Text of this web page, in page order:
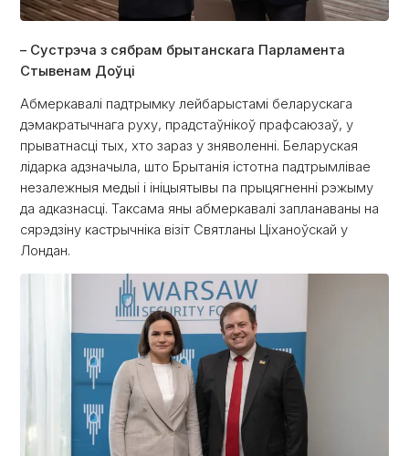
– Сустрэча з сябрам брытанскага Парламента
Стывенам Доўці
Абмеркавалі падтрымку лейбарыстамі беларускага
дэмакратычнага руху, прадстаўнікоў прафсаюзаў, у
прыватнасці тых, хто зараз у зняволенні. Беларуская
лідарка адзначыла, што Брытанія істотна падтрымлівае
незалежныя медыі і ініцыятывы па прыцягненні рэжыму
да адказнасці. Таксама яны абмеркавалі запланаваны на
сярэдзіну кастрычніка візіт Святланы Ціханоўскай у
Лондан.